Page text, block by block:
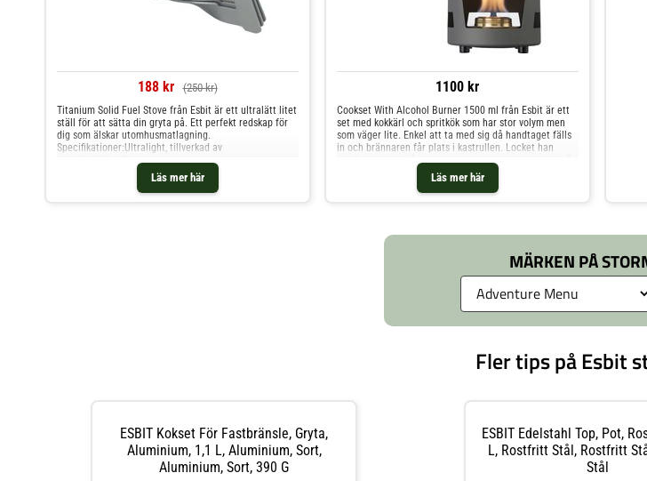
188 kr (250 kr)
Läs mer här
Titanium Solid Fuel Stove från Esbit är ett ultralätt litet
ställ för att sätta din gryta på. Ett perfekt redskap för
dig som älskar utomhusmatlagning.
Specifikationer:Ultralight, tillverkad av
titanHopfällbarFörmodligen världens minsta
spisHögkvalitativ meshbagKan kombineras med gryta
PT750-TIGryta ingår ej
1100 kr
Läs mer här
Cookset With Alcohol Burner 1500 ml från Esbit är ett
set med kokkärl och spritkök som har stor volym men
som väger lite. Enkel att ta med sig då handtaget fälls
in och brännaren får plats i kastrullen. Locket han
smidigt hängas på kastrullens kantVolymangivelser på
kastrullenReglage på brännaren som justerar och
MÄRKEN PÅ
Fler tips på Esbit
ESBIT Kokset För Fastbränsle, Gryta,
Aluminium, 1,1 L, Aluminium, Sort,
Aluminium, Sort, 390 G
ESBIT Edelstahl Top, Pot,
L, Rostfritt Stål, Rostfritt
Stål